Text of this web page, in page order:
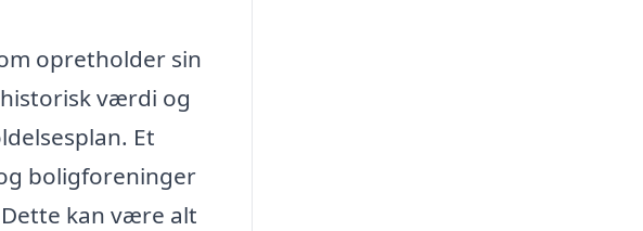
opretholder sin
værdi og
Et
boligforeninger
kan være alt